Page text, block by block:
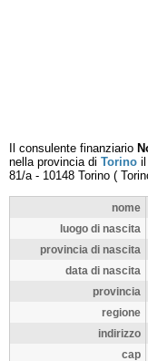
Il consulente finanziario
nella provincia di Torino
81/a- 10148 Torino (
nome
luogo di nascita
provincia di nascita
data di nascita
provincia
regione
indirizzo
cap